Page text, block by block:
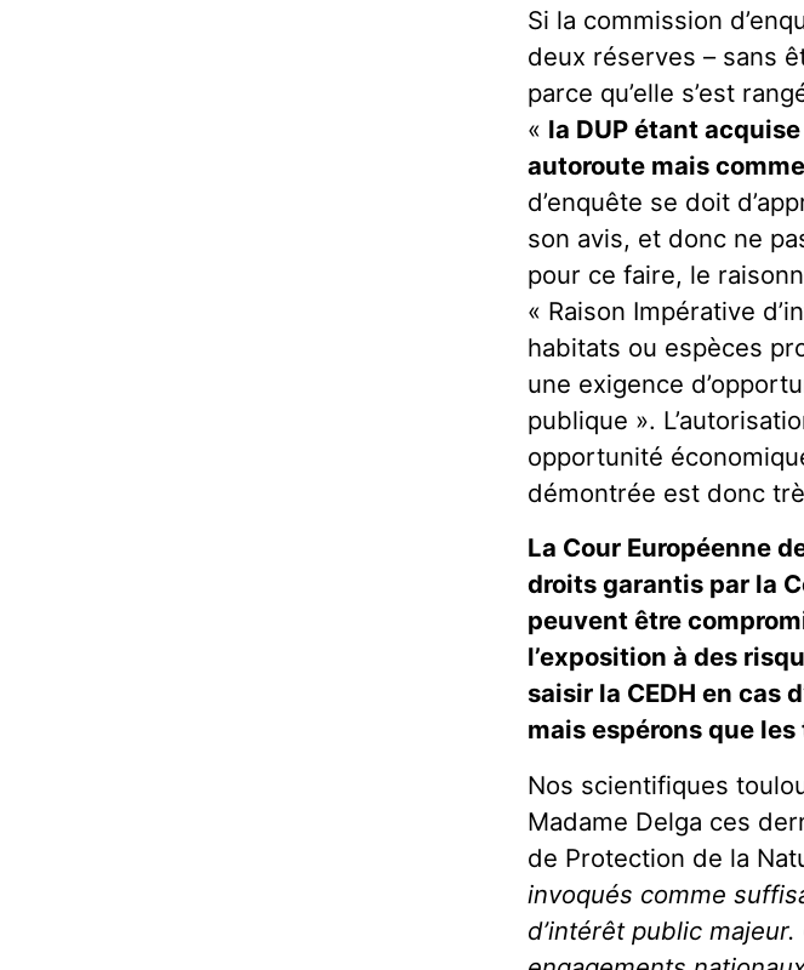
Si la commission
deux réserves – sans
parce qu’elle s’est
« la DUP étant
autoroute mais
d’enquête se doit
son avis, et donc ne
pour ce faire, le
« Raison Impérative
habitats ou espèces
une exigence
publique ».
opportunité
démontrée est donc
La Cour Européenne
droits garantis par la
peuvent être
l’exposition à des
saisir la CEDH en cas
mais espérons que
Nos scientifiques
Madame Delga ces
de Protection de la
invoqués comme
d’intérêt public